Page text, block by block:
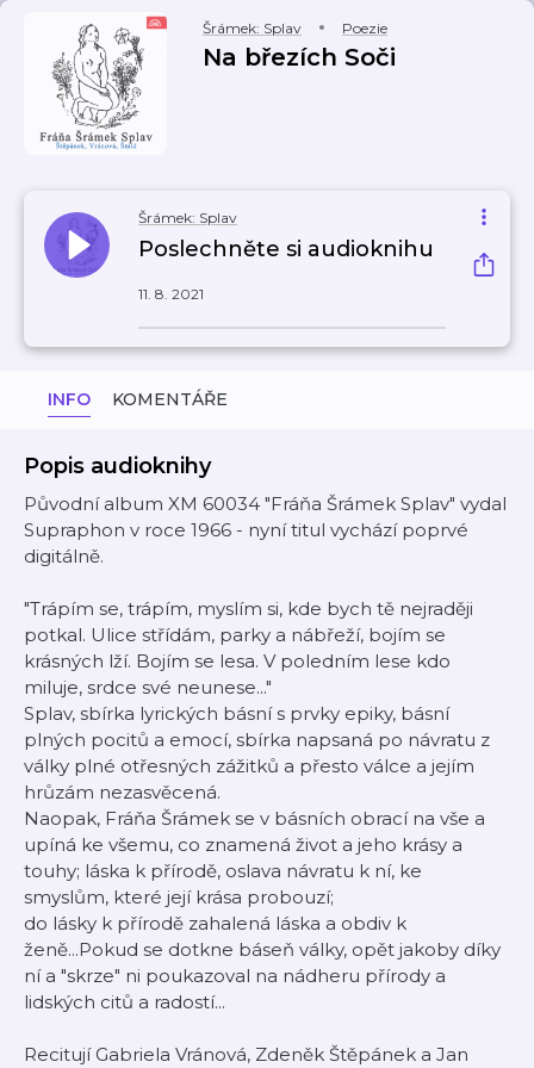
Šrámek: Splav Poezie
Na březích Soči
Šrámek: Splav
Poslechněte si audioknihu
11. 8. 2021
INFO KOMENTÁŘE
Popis audioknihy
Původní album XM 60034 "Fráňa Šrámek Splav" vydal
Supraphon v roce 1966 - nyní titul vychází poprvé
digitálně.
"Trápím se, trápím, myslím si, kde bych tě nejraději
potkal. Ulice střídám, parky a nábřeží, bojím se
krásných lží. Bojím se lesa. V poledním lese kdo
miluje, srdce své neunese..."
Splav, sbírka lyrických básní s prvky epiky, básní
plných pocitů a emocí, sbírka napsaná po návratu z
války plné otřesných zážitků a přesto válce a jejím
hrůzám nezasvěcená.
Naopak, Fráňa Šrámek se v básních obrací na vše a
upíná ke všemu, co znamená život a jeho krásy a
touhy; láska k přírodě, oslava návratu k ní, ke
smyslům, které její krása probouzí;
do lásky k přírodě zahalená láska a obdiv k
ženě...Pokud se dotkne báseň války, opět jakoby díky
ní a "skrze" ni poukazoval na nádheru přírody a
lidských citů a radostí...
Recitují Gabriela Vránová, Zdeněk Štěpánek a Jan